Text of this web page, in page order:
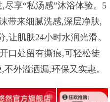
尽享“私汤感”沐浴体验。5
带来细腻洗感,深层净肤,
让肌肤24小时水润光滑。
口处留有撕痕,可轻松徒
外溢洒漏,环保又实惠。